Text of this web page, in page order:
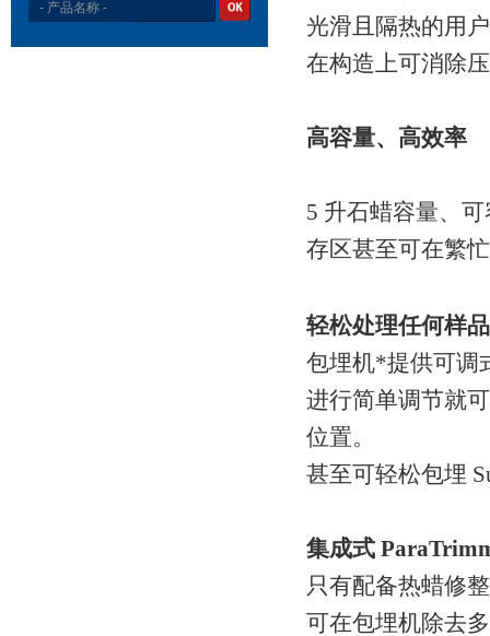
光滑且隔热的用
在构造上可消除
高容量、高效率
5 升石蜡容量、
存区甚至可在繁
轻松处理任何样
包埋机*提供可调
进行简单调节就
位置。
甚至可轻松包埋
集成式
只有配备热蜡修
可在包埋机除去